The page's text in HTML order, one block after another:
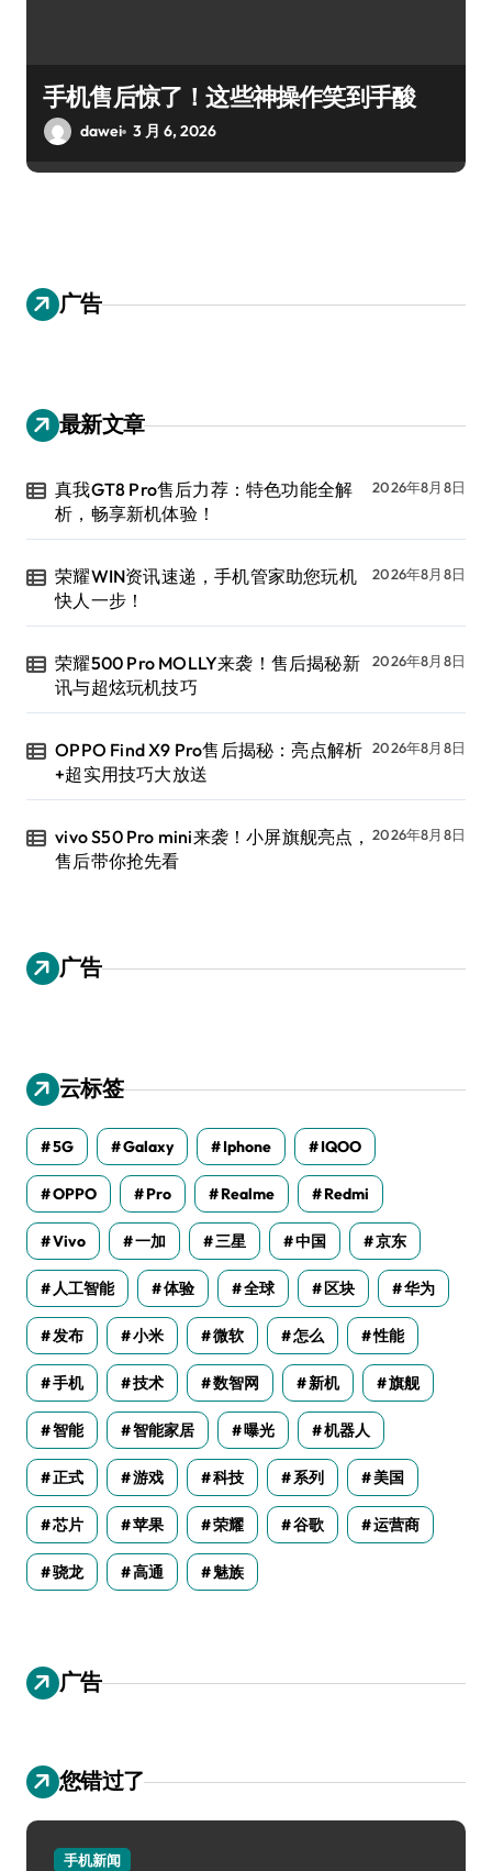
手机售后惊了！这些神操作笑到手酸
dawei 3 月 6, 2026
广告
最新文章
真我GT8 Pro售后力荐：特色功能全解
析，畅享新机体验！
2026年8月8日
荣耀WIN资讯速递，手机管家助您玩机
快人一步！
2026年8月8日
荣耀500 Pro MOLLY来袭！售后揭秘新
讯与超炫玩机技巧
2026年8月8日
OPPO Find X9 Pro售后揭秘：亮点解析
+超实用技巧大放送
2026年8月8日
vivo S50 Pro mini来袭！小屏旗舰亮点，
售后带你抢先看
2026年8月8日
广告
云标签
5G Galaxy Iphone IQOO
OPPO Pro Realme Redmi
Vivo 一加 三星 中国 京东
人工智能 体验 全球 区块 华为
发布 小米 微软 怎么 性能
手机 技术 数智网 新机 旗舰
智能 智能家居 曝光 机器人
正式 游戏 科技 系列 美国
芯片 苹果 荣耀 谷歌 运营商
骁龙 高通 魅族
广告
您错过了
手机新闻